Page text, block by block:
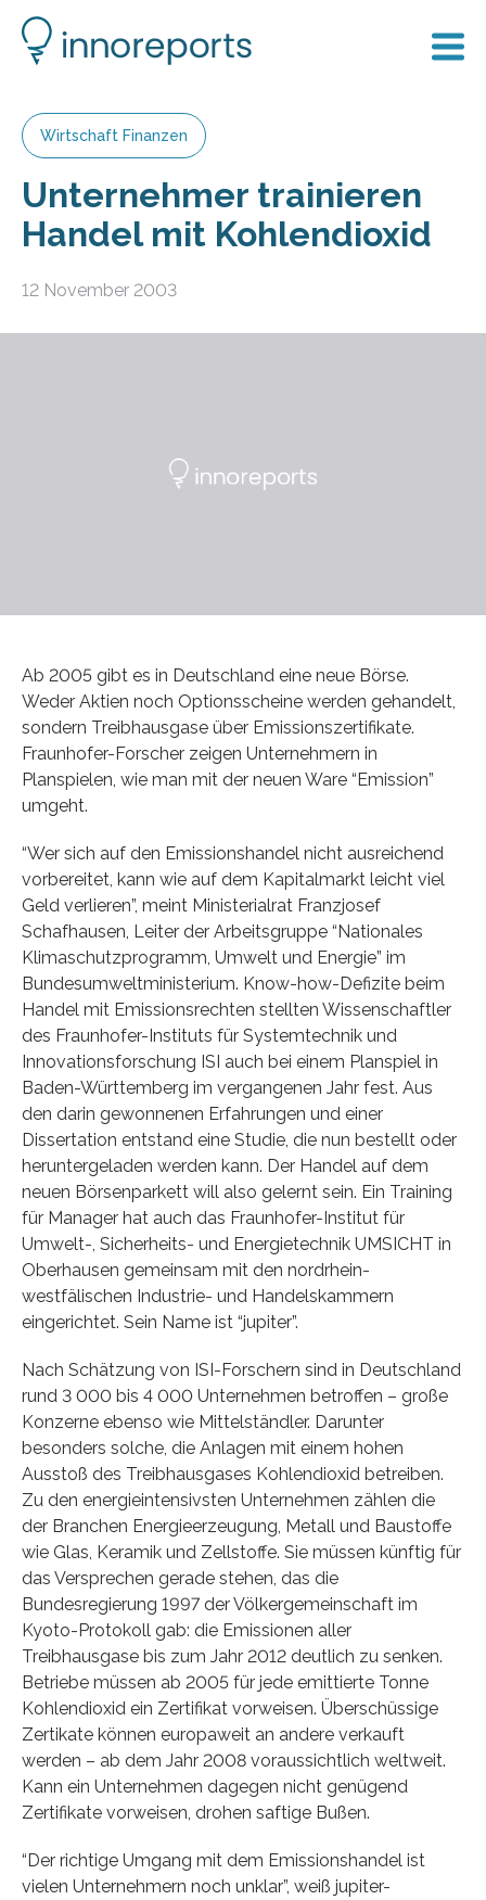
Wirtschaft Finanzen
Unternehmer trainieren
Handel mit Kohlendioxid
12 November 2003
Ab 2005 gibt es in Deutschland eine neue Börse.
Weder Aktien noch Optionsscheine werden gehandelt,
sondern Treibhausgase über Emissionszertifikate.
Fraunhofer-Forscher zeigen Unternehmern in
Planspielen, wie man mit der neuen Ware “Emission”
umgeht.
“Wer sich auf den Emissionshandel nicht ausreichend
vorbereitet, kann wie auf dem Kapitalmarkt leicht viel
Geld verlieren”, meint Ministerialrat Franzjosef
Schafhausen, Leiter der Arbeitsgruppe “Nationales
Klimaschutzprogramm, Umwelt und Energie” im
Bundesumweltministerium. Know-how-Defizite beim
Handel mit Emissionsrechten stellten Wissenschaftler
des Fraunhofer-Instituts für Systemtechnik und
Innovationsforschung ISI auch bei einem Planspiel in
Baden-Württemberg im vergangenen Jahr fest. Aus
den darin gewonnenen Erfahrungen und einer
Dissertation entstand eine Studie, die nun bestellt oder
heruntergeladen werden kann. Der Handel auf dem
neuen Börsenparkett will also gelernt sein. Ein Training
für Manager hat auch das Fraunhofer-Institut für
Umwelt-, Sicherheits- und Energietechnik UMSICHT in
Oberhausen gemeinsam mit den nordrhein-
westfälischen Industrie- und Handelskammern
eingerichtet. Sein Name ist “jupiter”.
Nach Schätzung von ISI-Forschern sind in Deutschland
rund 3 000 bis 4 000 Unternehmen betroffen – große
Konzerne ebenso wie Mittelständler. Darunter
besonders solche, die Anlagen mit einem hohen
Ausstoß des Treibhausgases Kohlendioxid betreiben.
Zu den energieintensivsten Unternehmen zählen die
der Branchen Energieerzeugung, Metall und Baustoffe
wie Glas, Keramik und Zellstoffe. Sie müssen künftig für
das Versprechen gerade stehen, das die
Bundesregierung 1997 der Völkergemeinschaft im
Kyoto-Protokoll gab: die Emissionen aller
Treibhausgase bis zum Jahr 2012 deutlich zu senken.
Betriebe müssen ab 2005 für jede emittierte Tonne
Kohlendioxid ein Zertifikat vorweisen. Überschüssige
Zertikate können europaweit an andere verkauft
werden – ab dem Jahr 2008 voraussichtlich weltweit.
Kann ein Unternehmen dagegen nicht genügend
Zertifikate vorweisen, drohen saftige Bußen.
“Der richtige Umgang mit dem Emissionshandel ist
vielen Unternehmern noch unklar”, weiß jupiter-